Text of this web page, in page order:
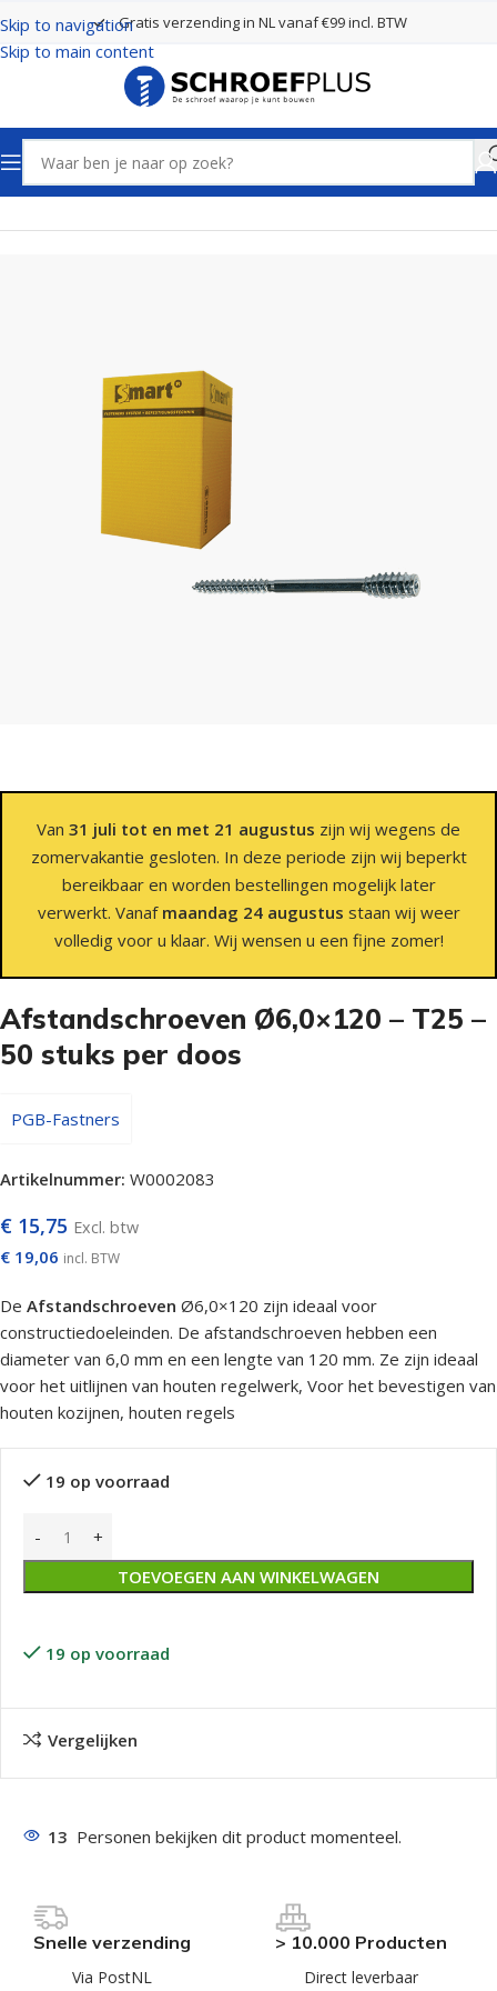
Skip to navigation
Skip to main content
Gratis verzending in NL vanaf €99 incl. BTW
Home Schroeven Afstandschroeven
Van 31 juli tot en met 21 augustus zijn wij wegens de
zomervakantie gesloten. In deze periode zijn wij beperkt
bereikbaar en worden bestellingen mogelijk later
verwerkt. Vanaf maandag 24 augustus staan wij weer
volledig voor u klaar. Wij wensen u een fijne zomer!
Afstandschroeven Ø6,0×120 – T25 –
50 stuks per doos
PGB-Fastners
Artikelnummer: W0002083
€ 15,75 Excl. btw
€ 19,06 incl. BTW
De Afstandschroeven Ø6,0×120 zijn ideaal voor
constructiedoeleinden. De afstandschroeven hebben een
diameter van 6,0 mm en een lengte van 120 mm. Ze zijn ideaal
voor het uitlijnen van houten regelwerk, Voor het bevestigen van
houten kozijnen, houten regels
19 op voorraad
TOEVOEGEN AAN WINKELWAGEN
19 op voorraad
Vergelijken
13 Personen bekijken dit product momenteel.
Snelle verzending
Via PostNL
> 10.000 Producten
Direct leverbaar